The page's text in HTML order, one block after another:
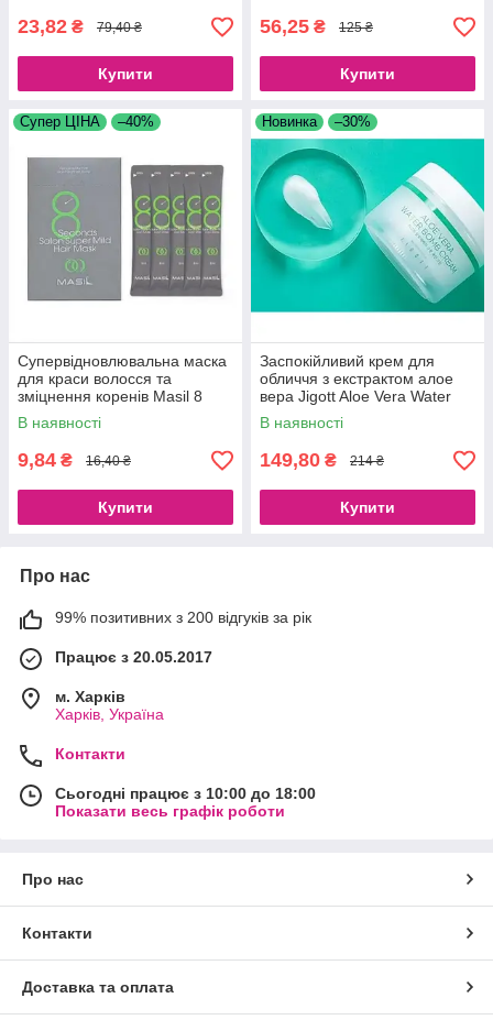
23,82 ₴ 79,40 ₴
Купити
56,25 ₴ 125 ₴
Купити
Супер ЦІНА –40%
Супервідновлювальна маска
для краси волосся та
зміцнення коренів Masil 8
Seconds Salon Super Mild
Hair Mask
В наявності
9,84 ₴ 16,40 ₴
Купити
Новинка –30%
Заспокійливий крем для
обличчя з екстрактом алое
вера Jigott Aloe Vera Water
Bomb Cream, 150 ml
В наявності
149,80 ₴ 214 ₴
Купити
Про нас
99% позитивних з 200 відгуків за рік
Працює з 20.05.2017
м. Харків
Харків, Україна
Контакти
Сьогодні працює з 10:00 до 18:00
Показати весь графік роботи
Про нас
Контакти
Доставка та оплата